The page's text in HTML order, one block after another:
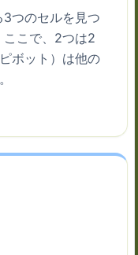
つのセルを見つ
ここで、2つは2
ボット）は他の